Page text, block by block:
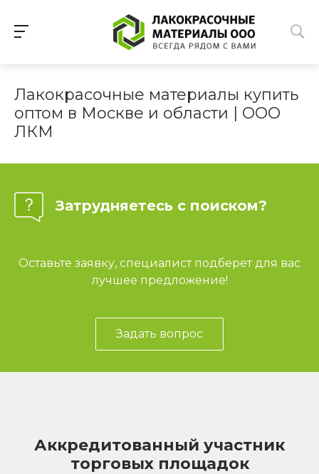
Лакокрасочные материалы купить
оптом в Москве и области | ООО
ЛКМ
Затрудняетесь с поиском?
Оставьте заявку, специалист подберет для вас
лучшее предложение!
Задать вопрос
Аккредитованный участник
торговых площадок